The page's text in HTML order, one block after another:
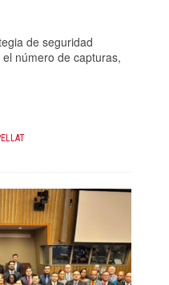
de seguridad
número de capturas,